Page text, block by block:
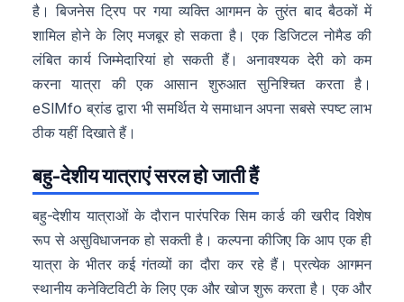
है। बिजनेस ट्रिप पर गया व्यक्ति आगमन के तुरंत बाद बैठकों में
शामिल होने के लिए मजबूर हो सकता है। एक डिजिटल नोमैड की
लंबित कार्य जिम्मेदारियां हो सकती हैं। अनावश्यक देरी को कम
करना यात्रा की एक आसान शुरुआत सुनिश्चित करता है।
eSIMfo ब्रांड द्वारा भी समर्थित ये समाधान अपना सबसे स्पष्ट लाभ
ठीक यहीं दिखाते हैं।
बहु-देशीय यात्राएं सरल हो जाती हैं
बहु-देशीय यात्राओं के दौरान पारंपरिक सिम कार्ड की खरीद विशेष
रूप से असुविधाजनक हो सकती है। कल्पना कीजिए कि आप एक ही
यात्रा के भीतर कई गंतव्यों का दौरा कर रहे हैं। प्रत्येक आगमन
स्थानीय कनेक्टिविटी के लिए एक और खोज शुरू करता है। एक और